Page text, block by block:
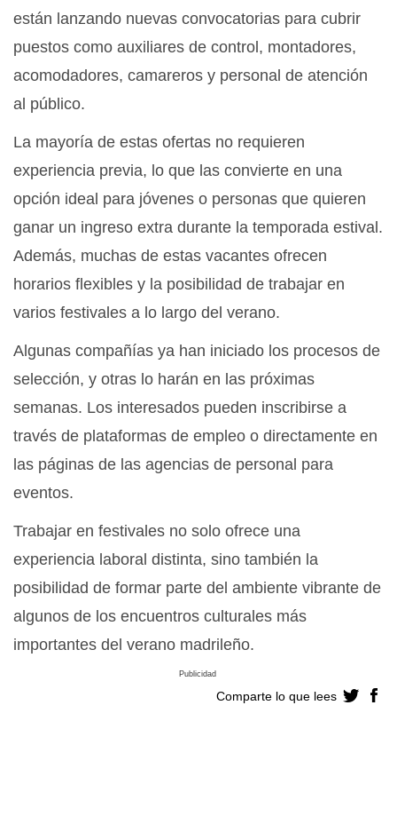
están lanzando nuevas convocatorias para cubrir
puestos como auxiliares de control, montadores,
acomodadores, camareros y personal de atención
al público.
La mayoría de estas ofertas no requieren
experiencia previa, lo que las convierte en una
opción ideal para jóvenes o personas que quieren
ganar un ingreso extra durante la temporada estival.
Además, muchas de estas vacantes ofrecen
horarios flexibles y la posibilidad de trabajar en
varios festivales a lo largo del verano.
Algunas compañías ya han iniciado los procesos de
selección, y otras lo harán en las próximas
semanas. Los interesados pueden inscribirse a
través de plataformas de empleo o directamente en
las páginas de las agencias de personal para
eventos.
Trabajar en festivales no solo ofrece una
experiencia laboral distinta, sino también la
posibilidad de formar parte del ambiente vibrante de
algunos de los encuentros culturales más
importantes del verano madrileño.
Comparte lo que lees
Publicidad